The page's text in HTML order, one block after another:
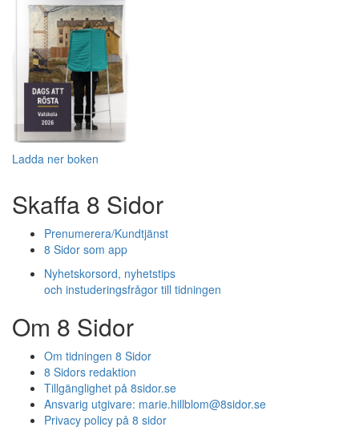
Ladda ner boken
Skaffa 8 Sidor
Prenumerera/Kundtjänst
8 Sidor som app
Nyhetskorsord, nyhetstips
och instuderingsfrågor till tidningen
Om 8 Sidor
Om tidningen 8 Sidor
8 Sidors redaktion
Tillgänglighet på 8sidor.se
Ansvarig utgivare: marie.hillblom@8sidor.se
Privacy policy på 8 sidor